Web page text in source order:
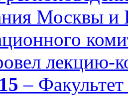
Москвы и
лекцию-
–